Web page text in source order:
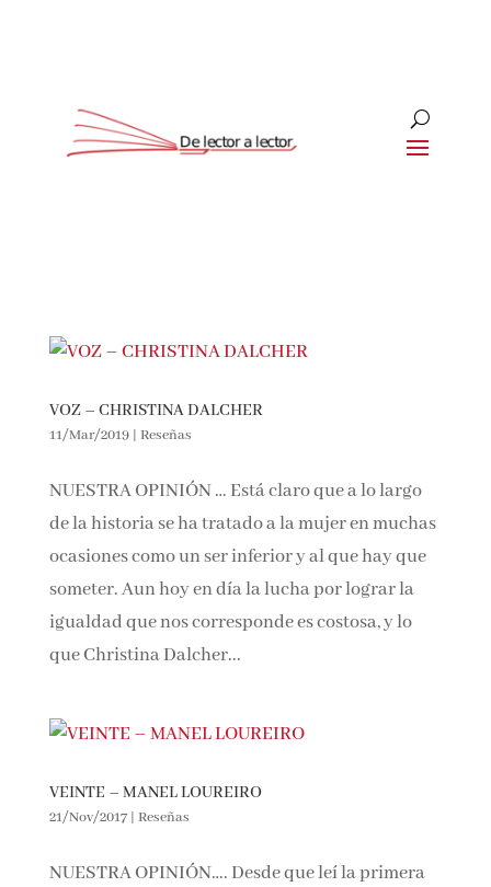
VOZ – CHRISTINA DALCHER
11/Mar/2019| Reseñas
NUESTRA OPINIÓN … Está claro que a lo largo
de la historia se ha tratado a la mujer en muchas
ocasiones como un ser inferior y al que hay que
someter. Aun hoy en día la lucha por lograr la
igualdad que nos corresponde es costosa, y lo
que Christina Dalcher...
VEINTE – MANEL LOUREIRO
21/Nov/2017| Reseñas
NUESTRA OPINIÓN…. Desde que leí la primera